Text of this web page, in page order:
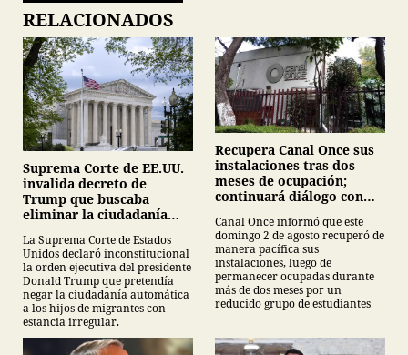
RELACIONADOS
Suprema Corte de EE.UU.
invalida decreto de
Trump que buscaba
eliminar la ciudadanía
La Suprema Corte de Estados
Unidos declaró inconstitucional
la orden ejecutiva del presidente
Donald Trump que pretendía
negar la ciudadanía automática
a los hijos de migrantes con
estancia irregular.
Recupera Canal Once sus
instalaciones tras dos
meses de ocupación;
continuará diálogo con
Canal Once informó que este
domingo 2 de agosto recuperó de
manera pacífica sus
instalaciones, luego de
permanecer ocupadas durante
más de dos meses por un
reducido grupo de estudiantes